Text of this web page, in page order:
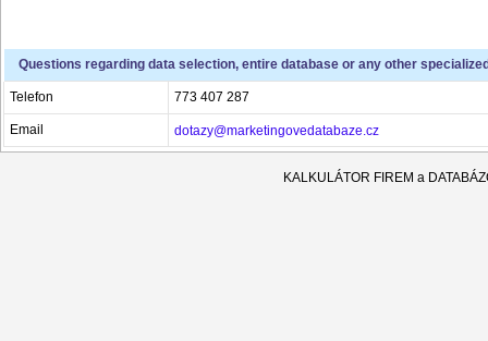
Questions regarding data selection, entire database or any other
Telefon 773 407 287
Email dotazy@marketingovedatabaze.cz
KALKULÁTOR FIREM a